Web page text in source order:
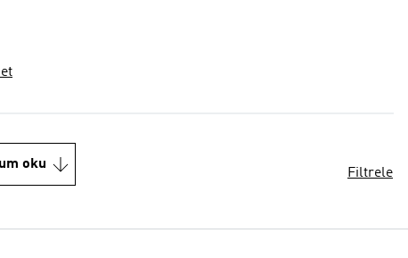
oku
Filtrele